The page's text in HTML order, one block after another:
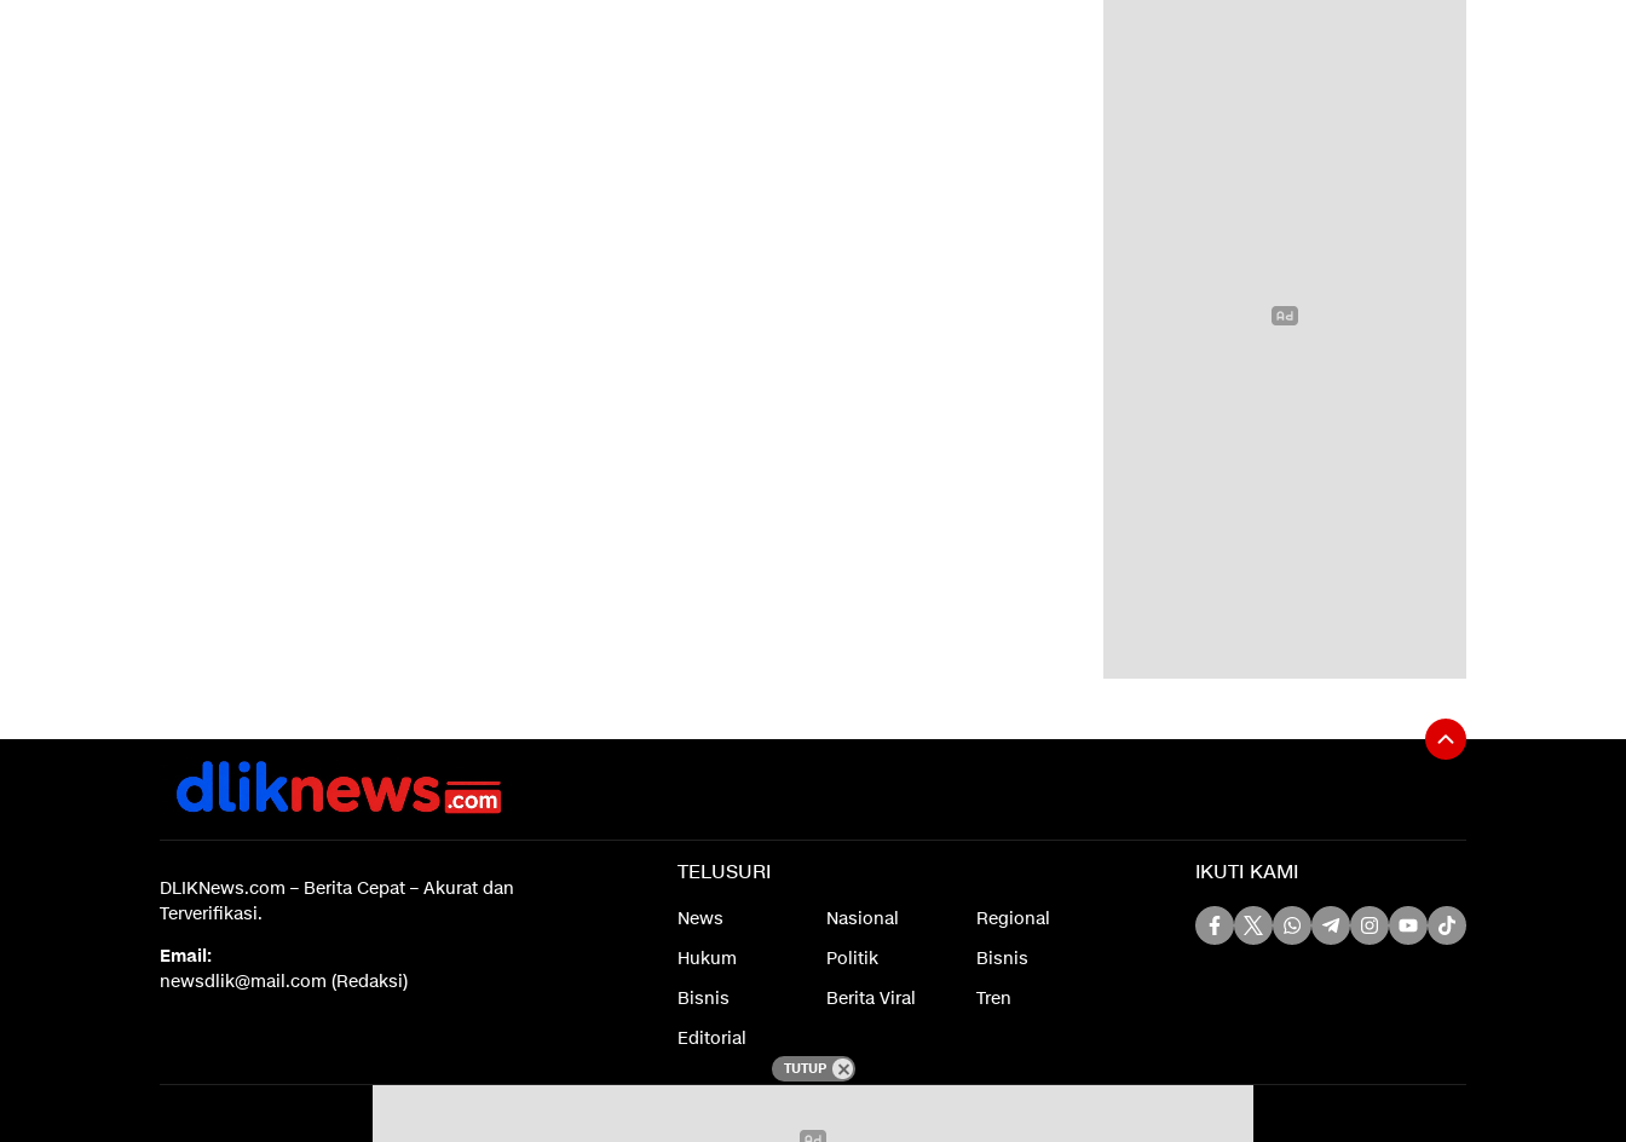
DLIKNews.com – Berita Cepat – Akurat dan
Terverifikasi.
Email:
newsdlik@mail.com (Redaksi)
TELUSURI
News Nasional
Regional
Hukum
Politik
Bisnis
Bisnis
Berita Viral
Tren
Editorial
IKUTI KAMI
TUTUP